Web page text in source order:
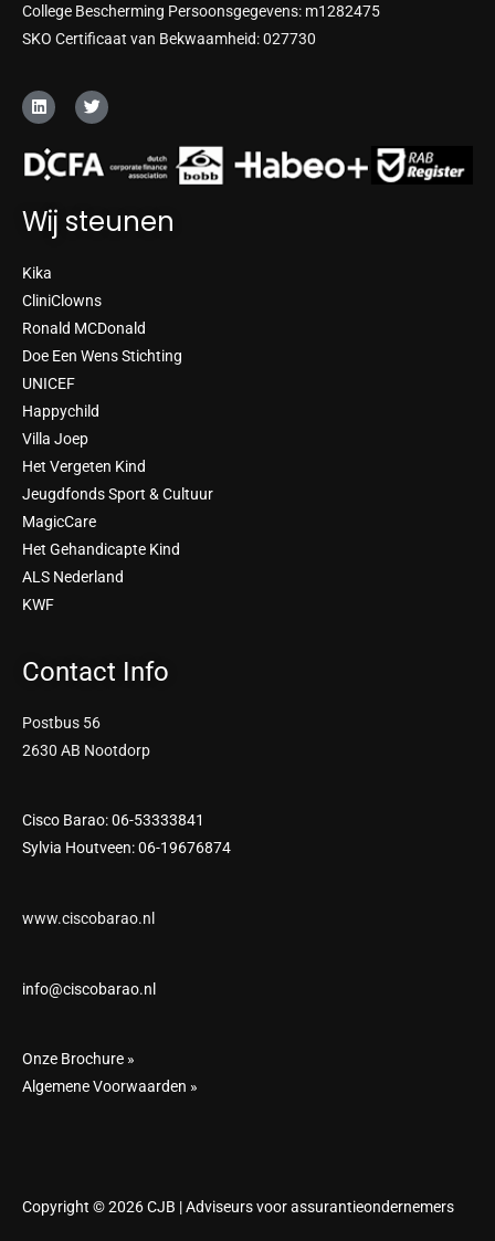
College Bescherming Persoonsgegevens: m1282475
SKO Certificaat van Bekwaamheid: 027730
L
i
n
k
e
d
n
T
w
i
t
e
Wij steunen
Kika
CliniClowns
Ronald MCDonald
Doe Een Wens Stichting
UNICEF
Happychild
Villa Joep
Het Vergeten Kind
Jeugdfonds Sport & Cultuur
MagicCare
Het Gehandicapte Kind
ALS Nederland
KWF
Contact Info
Postbus 56
2630 AB Nootdorp
Cisco Barao: 06-53333841
Sylvia Houtveen: 06-19676874
www.ciscobarao.nl
info@ciscobarao.nl
Onze Brochure »
Algemene Voorwaarden »
Copyright © 2026 CJB | Adviseurs voor assurantieondernemers